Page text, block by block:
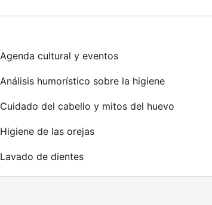
Agenda cultural y eventos
Análisis humorístico sobre la higiene
Cuidado del cabello y mitos del huevo
Higiene de las orejas
Lavado de dientes